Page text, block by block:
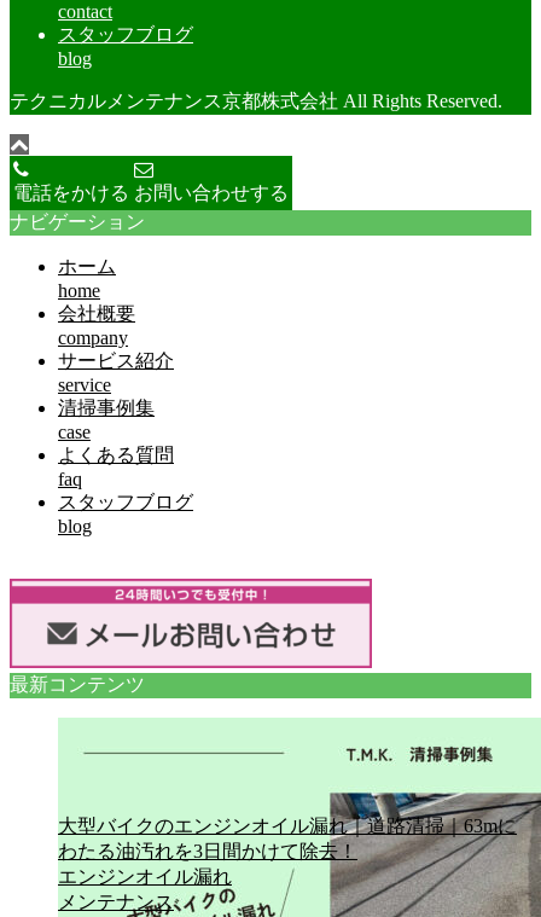
contact
スタッフブログ
blog
テクニカルメンテナンス京都株式会社 All Rights Reserved.
電話をかける お問い合わせする
ナビゲーション
ホーム
home
会社概要
company
サービス紹介
service
清掃事例集
case
よくある質問
faq
スタッフブログ
blog
最新コンテンツ
大型バイクのエンジンオイル漏れ｜道路清掃｜63mに
わたる油汚れを3日間かけて除去！
エンジンオイル漏れ
メンテナンス